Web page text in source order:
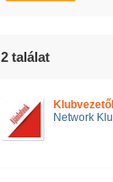
2 találat
Network